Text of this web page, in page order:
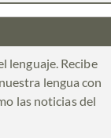
lenguaje. Recibe
lengua con
las noticias del